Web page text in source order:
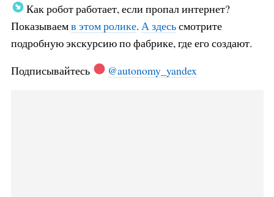
Как робот работает, если пропал интернет?
Показываемв этом ролике. А здесьсмотрите
подробную экскурсию по фабрике, где его создают.
Подписывайтесь
@autonomy_yandex